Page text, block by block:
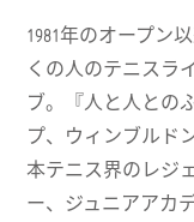
出会いの岡
1981年のオープン
くの人のテニスラ
ブ。『人と人との
プ、ウィンブルド
本テニス界のレジ
ー、ジュニアアカ